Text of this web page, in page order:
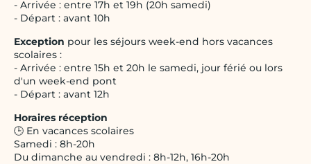
- Arrivée : entre 17h et 19h (20h samedi)
- Départ : avant 10h
Exception pour les séjours week-end hors vacances
scolaires :
- Arrivée : entre 15h et 20h le samedi, jour férié ou lors
d'un week-end pont
- Départ : avant 12h
Horaires réception
🕒 En vacances scolaires
Samedi : 8h-20h
Du dimanche au vendredi : 8h-12h, 16h-20h